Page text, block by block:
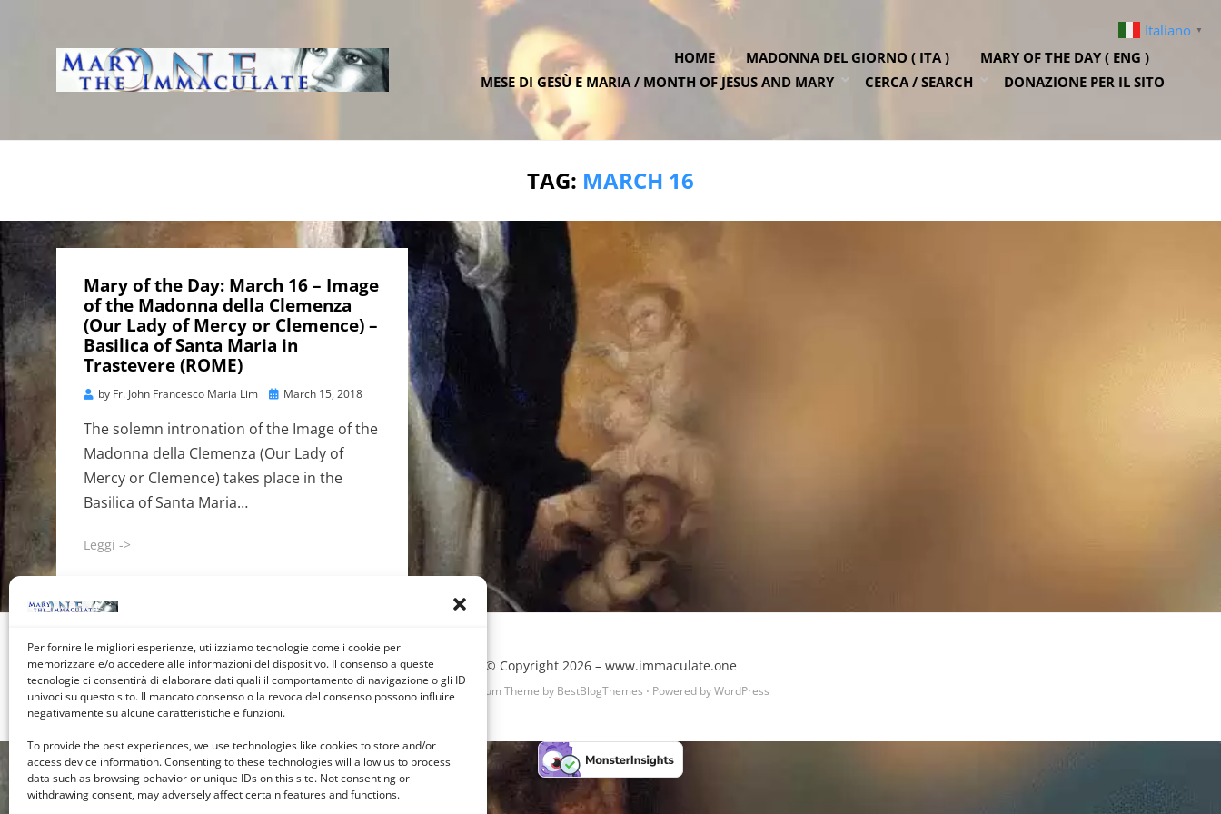
Per fornire le migliori esperienze, utilizziamo tecnologie come i cookie per
memorizzare e/o accedere alle informazioni del dispositivo. Il consenso a queste
tecnologie ci consentirà di elaborare dati quali il comportamento di navigazione o gli ID
univoci su questo sito. Il mancato consenso o la revoca del consenso possono influire
negativamente su alcune caratteristiche e funzioni.
To provide the best experiences, we use technologies like cookies to store and/or
access device information. Consenting to these technologies will allow us to process
data such as browsing behavior or unique IDs on this site. Not consenting or
withdrawing consent, may adversely affect certain features and functions.
WWW.IMMACULATE.ONE
HOME MADONNA DEL GIORNO ( ITA )
MARY OF THE DAY ( ENG )
MESE DI GESÙ E MARIA / MONTH OF JESUS AND MARY
CERCA / SEARCH DONAZIONE PER IL SITO
TAG: MARCH 16
Mary of the Day: March 16 – Image
of the Madonna della Clemenza
(Our Lady of Mercy or Clemence) –
Basilica of Santa Maria in
Trastevere (ROME)
by Fr. John Francesco Maria Lim
PostedMarch 15, 2018
The solemn intronation of the Image of the
Madonna della Clemenza (Our Lady of
Mercy or Clemence) takes place in the
Basilica of Santa Maria…
Leggi ->
© Copyright 2026 – www.immaculate.one
Cambium Theme by BestBlogThemes ⋅ Powered byWordPress
Italiano ▼